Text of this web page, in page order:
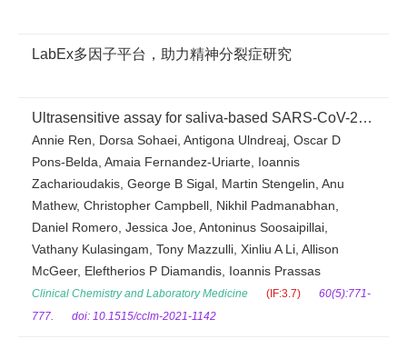
LabEx多因子平台，助力精神分裂症研究
Ultrasensitive assay for saliva-based SARS-CoV-2
antigen detection
Annie Ren, Dorsa Sohaei, Antigona Ulndreaj, Oscar D
Pons-Belda, Amaia Fernandez-Uriarte, Ioannis
Zacharioudakis, George B Sigal, Martin Stengelin, Anu
Mathew, Christopher Campbell, Nikhil Padmanabhan,
Daniel Romero, Jessica Joe, Antoninus Soosaipillai,
Vathany Kulasingam, Tony Mazzulli, Xinliu A Li, Allison
McGeer, Eleftherios P Diamandis, Ioannis Prassas
Clinical Chemistry and Laboratory Medicine (IF:3.7)
60(5):771-
777.
doi: 10.1515/cclm-2021-1142